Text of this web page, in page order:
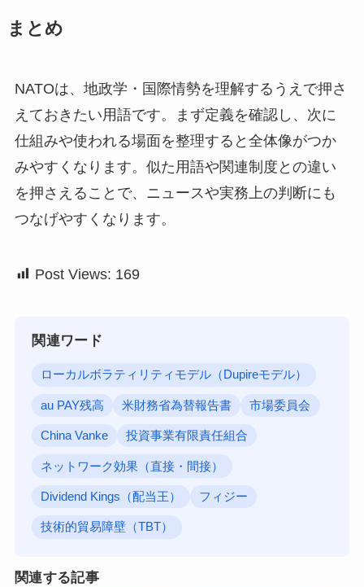
まとめ
NATOは、地政学・国際情勢を理解するうえで押さ
えておきたい用語です。まず定義を確認し、次に
仕組みや使われる場面を整理すると全体像がつか
みやすくなります。似た用語や関連制度との違い
を押さえることで、ニュースや実務上の判断にも
つなげやすくなります。
Post Views: 169
関連ワード
ローカルボラティリティモデル（Dupireモデル）
au PAY残高 米財務省為替報告書 市場委員会
China Vanke 投資事業有限責任組合
ネットワーク効果（直接・間接）
Dividend Kings（配当王） フィジー
技術的貿易障壁（TBT）
関連する記事